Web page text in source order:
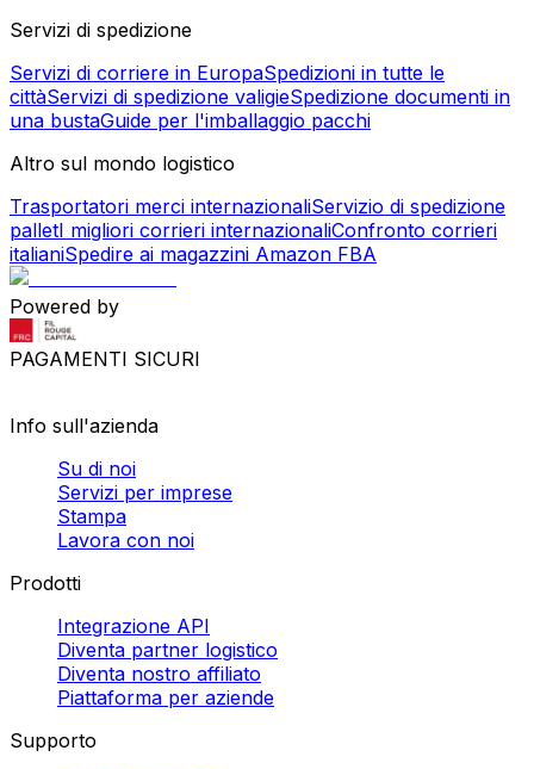
Servizi di spedizione
Servizi di corriere in EuropaSpedizioni in tutte le
cittàServizi di spedizione valigieSpedizione documenti in
una bustaGuide per l'imballaggio pacchi
Altro sul mondo logistico
Trasportatori merci internazionaliServizio di spedizione
palletI migliori corrieri internazionaliConfronto corrieri
italianiSpedire ai magazzini Amazon FBA
Powered by
PAGAMENTI SICURI
Info sull'azienda
Su di noi
Servizi per imprese
Stampa
Lavora con noi
Prodotti
Integrazione API
Diventa partner logistico
Diventa nostro affiliato
Piattaforma per aziende
Supporto